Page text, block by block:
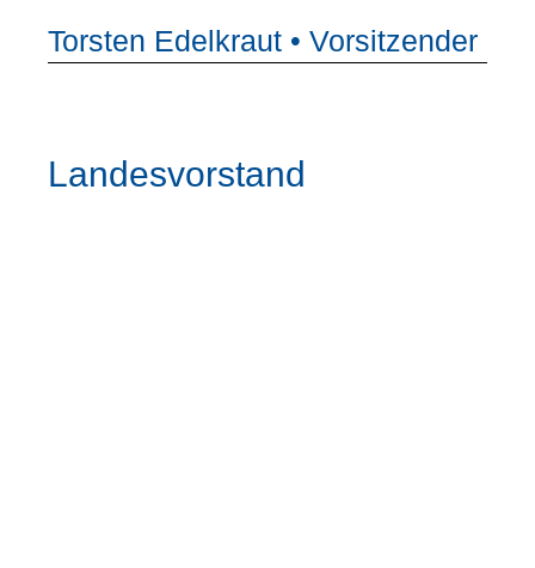
Landesvorstand
Torsten Edelkraut • Vorsitzender